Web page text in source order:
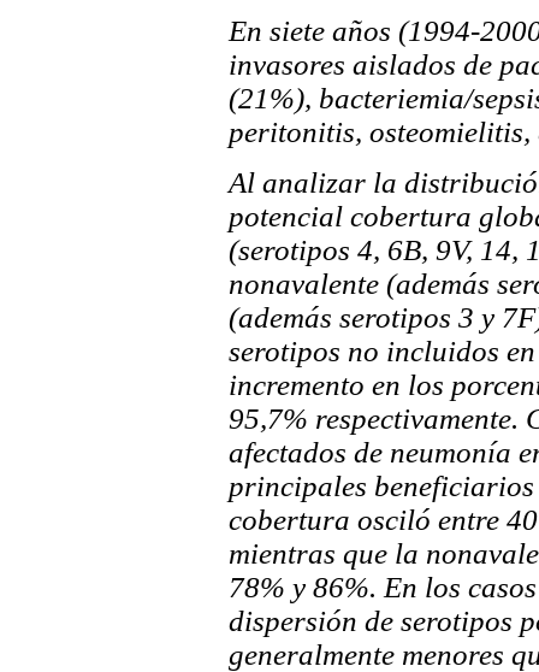
En siete años (1994-
invasores aislados de
(21%), bacteriemia/
peritonitis, osteomielitis,
Al analizar la
potencial cobertura
(serotipos 4, 6B, 9V, 14,
nonavalente (además
(además serotipos 3 y
serotipos no incluidos
incremento en los
95,7% respectivamente.
afectados de neumonía
principales beneficiarios
cobertura osciló entre
mientras que la
78% y 86%. En los
dispersión de serotipos
generalmente menores